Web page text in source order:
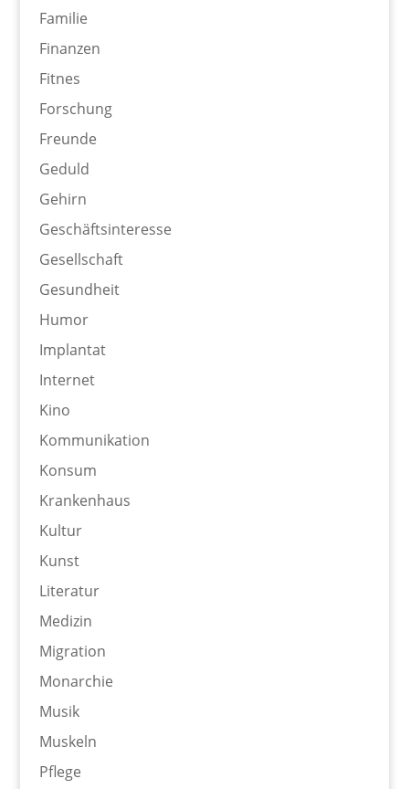
Familie
Finanzen
Fitnes
Forschung
Freunde
Geduld
Gehirn
Geschäftsinteresse
Gesellschaft
Gesundheit
Humor
Implantat
Internet
Kino
Kommunikation
Konsum
Krankenhaus
Kultur
Kunst
Literatur
Medizin
Migration
Monarchie
Musik
Muskeln
Pflege